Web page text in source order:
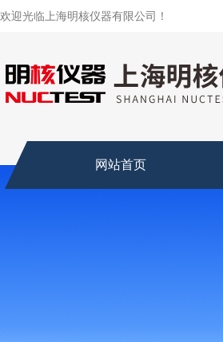
欢迎光临上海明核仪器有限公司！
网站首页